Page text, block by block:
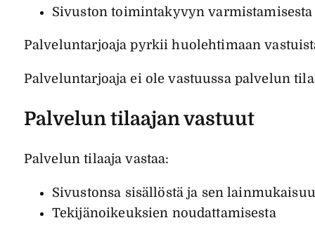
Sivuston toimintakyvyn varmistamisesta
Palveluntarjoaja pyrkii huolehtimaan
Palveluntarjoaja ei ole vastuussa palvelun
Palvelun tilaajan vastuut
Palvelun tilaaja vastaa:
Sivustonsa sisällöstä ja sen
Tekijänoikeuksien noudattamisesta